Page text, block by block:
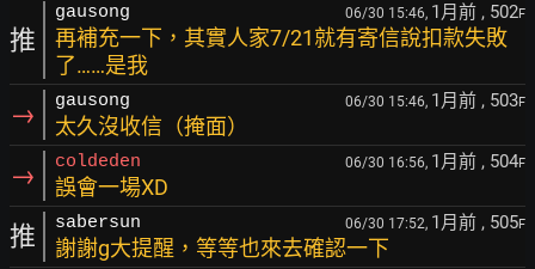
推
gausong 06/30 15:46, 1月前 , 502F
再補充一下，其實人家7/21就有寄信說扣款失敗
了……是我
→ gausong 06/30 15:46, 1月前 , 503F
太久沒收信（掩面）
→ coldeden 06/30 16:56, 1月前 , 504F
誤會一場XD
推 sabersun 06/30 17:52, 1月前 , 505F
謝謝g大提醒，等等也來去確認一下